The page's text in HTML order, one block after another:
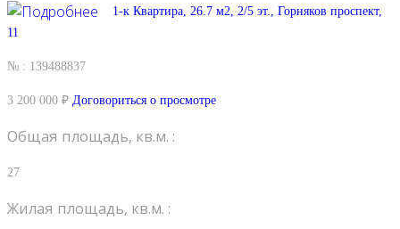
1-к Квартира, 26.7 м2, 2/5 эт., Горняков проспект,
11
№ : 139488837
3 200 000 ₽ Договориться о просмотре
Общая площадь, кв.м. :
27
Жилая площадь, кв.м. :